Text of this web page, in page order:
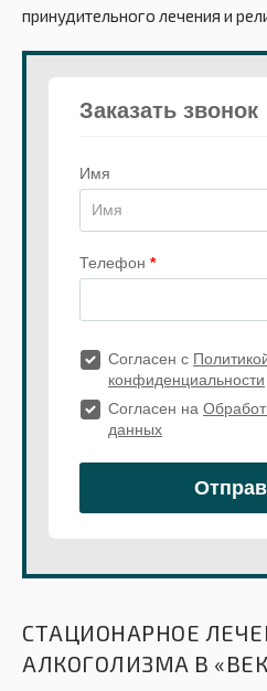
принудительного лечения и
СТАЦИОНАРНОЕ
АЛКОГОЛИЗМА В